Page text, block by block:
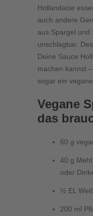
Hollandaise
auch andere
aus Spargel und
unschlagbar.
Deine Sauce
machen kannst
sogar ein
Vegane
das
60 g
40 g
oder
½ EL
200 ml